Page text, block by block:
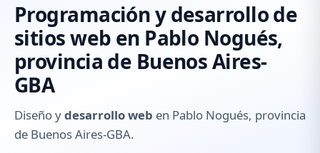
Programación y desarrollo de
sitios web en Pablo Nogués,
provincia de Buenos Aires-
GBA
Diseño ydesarrollo web en Pablo Nogués, provincia
de Buenos Aires-GBA.